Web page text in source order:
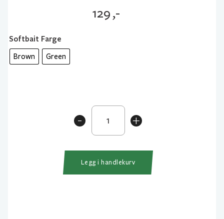
129,-
Softbait Farge
Brown Green
+
Pop
Frog
14gram
-
Legg i handlekurv